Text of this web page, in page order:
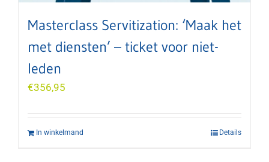
Masterclass Servitization: ‘Maak het
met diensten’ – ticket voor niet-
leden
€356,95
In winkelmand Details